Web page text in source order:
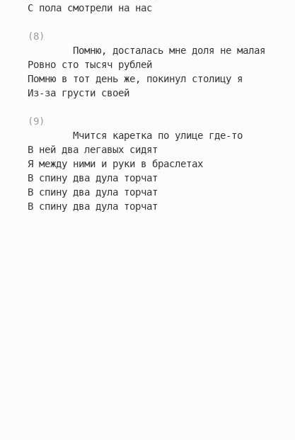
С пола смотрели на нас
(8)
        Помню, досталась мне доля не малая
Ровно сто тысяч рублей
Помню в тот день же, покинул столицу я
Из-за грусти своей
(9)
        Мчится каретка по улице где-то
В ней два легавых сидят
Я между ними и руки в браслетах
В спину два дула торчат
В спину два дула торчат
В спину два дула торчат